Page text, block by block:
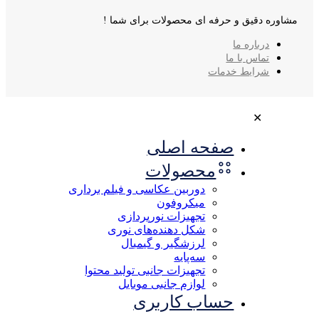
مشاوره دقیق و حرفه ای محصولات برای شما !
درباره ما
تماس با ما
شرایط خدمات
✕
صفحه اصلی
محصولات
دوربین عکاسی و فیلم برداری
میکروفون
تجهیزات نورپردازی
شکل‌ دهنده‌های نوری
لرزشگیر و گیمبال
سه‌پایه
تجهیزات جانبی تولید محتوا
لوازم جانبی موبایل
حساب کاربری